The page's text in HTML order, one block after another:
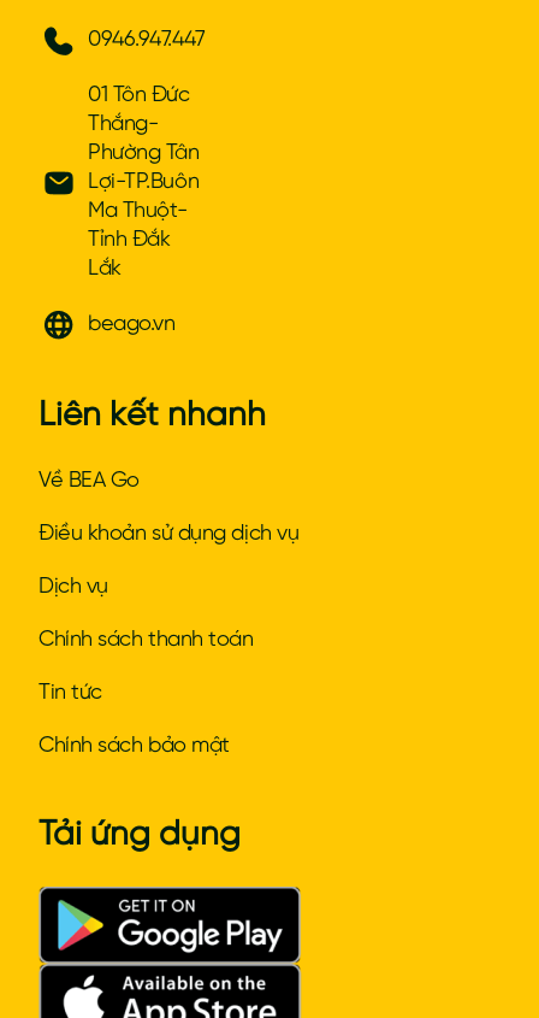
0946.947.447
01 Tôn Đức
Thắng-
Phường Tân
Lợi-TP.Buôn
Ma Thuột-
Tỉnh Đắk
Lắk
beago.vn
Liên kết nhanh
Về BEA Go
Điều khoản sử dụng dịch vụ
Dịch vụ
Chính sách thanh toán
Tin tức
Chính sách bảo mật
Tải ứng dụng